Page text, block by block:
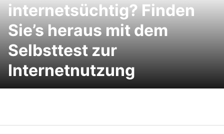
internetsüchtig? Finden
Sie’s heraus mit dem
Selbsttest zur
Internetnutzung